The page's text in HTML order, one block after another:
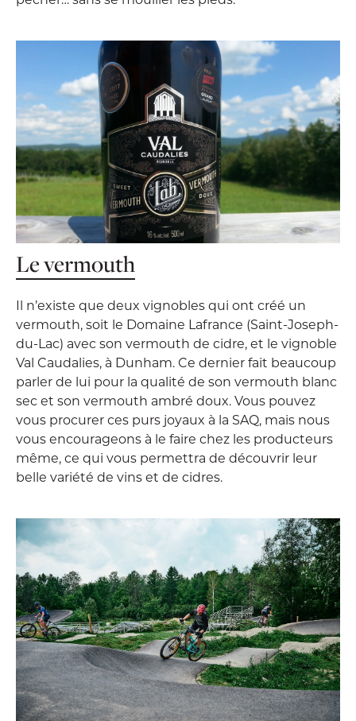
Le vermouth
Il n’existe que deux vignobles qui ont créé un
vermouth, soit le Domaine Lafrance (Saint-Joseph-
du-Lac) avec son vermouth de cidre, et le vignoble
Val Caudalies, à Dunham. Ce dernier fait beaucoup
parler de lui pour la qualité de son vermouth blanc
sec et son vermouth ambré doux. Vous pouvez
vous procurer ces purs joyaux à la SAQ, mais nous
vous encourageons à le faire chez les producteurs
même, ce qui vous permettra de découvrir leur
belle variété de vins et de cidres.